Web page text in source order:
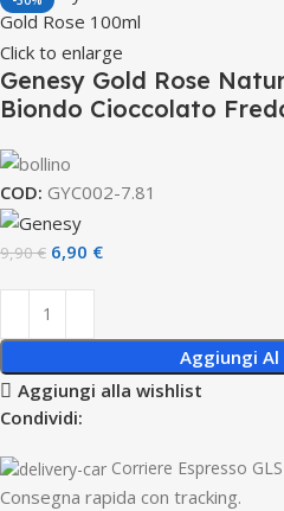
Click to enlarge
Genesy Gold Rose
Biondo Cioccolato
COD: GYC002-7.81
9,90€ 6,90 €
Aggiungi Al
Aggiungi alla wishlist
Condividi:
Corriere Espresso GLS
Consegna rapida con tracking.